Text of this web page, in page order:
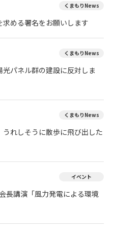
くまもりNews
める署名をお願いします
くまもりNews
パネル群の建設に反対しま
くまもりNews
れしそうに散歩に飛び出した
イベント
長講演「風力発電による環境